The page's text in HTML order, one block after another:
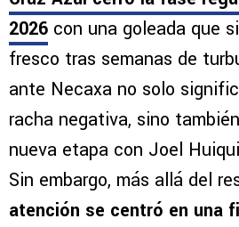
2026 con una goleada que
fresco tras semanas de
ante Necaxa no solo
racha negativa, sino
nueva etapa con Joel
Sin embargo, más allá del
atención se centró en una